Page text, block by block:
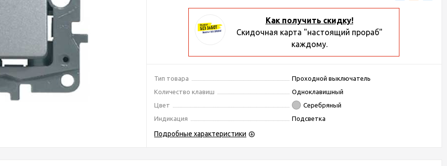
Как получить скидку!
Скидочная карта "настоящий прораб"
каждому.
Тип товара
Проходной выключатель
Количество клавиш
Одноклавишный
Цвет
Серебряный
Индикация
Подсветка
Подробные характеристики